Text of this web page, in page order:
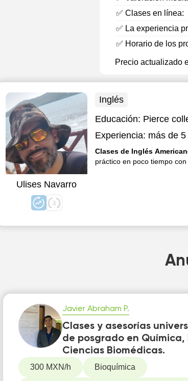
✅ Clases en línea:
✅ La experiencia
✅ Horario de los
Precio actualizado
Ulises Navarro
Inglés
Educación: Pierce
Experiencia: más de
Clases de Inglés
práctico en poco tiempo
Javier Abraham P.
Clases y asesorías
de posgrado en Química,
Ciencias Biomédicas.
300 MXN/h Bioquímica